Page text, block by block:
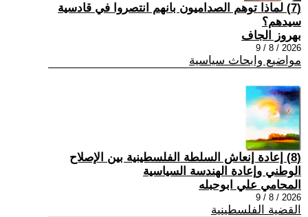
(7) ‏لماذا توهم الصداميون بانهم انتصروا في قادسية
سيدهم؟
بهروز الجاف
2026 / 8 / 9
مواضيع وابحاث سياسية
(8) إعادة إنعاش السلطة الفلسطينية بين الإصلاح
الوطني وإعادة الهندسة السياسية
المحامي علي ابوحبله
2026 / 8 / 9
القضية الفلسطينية